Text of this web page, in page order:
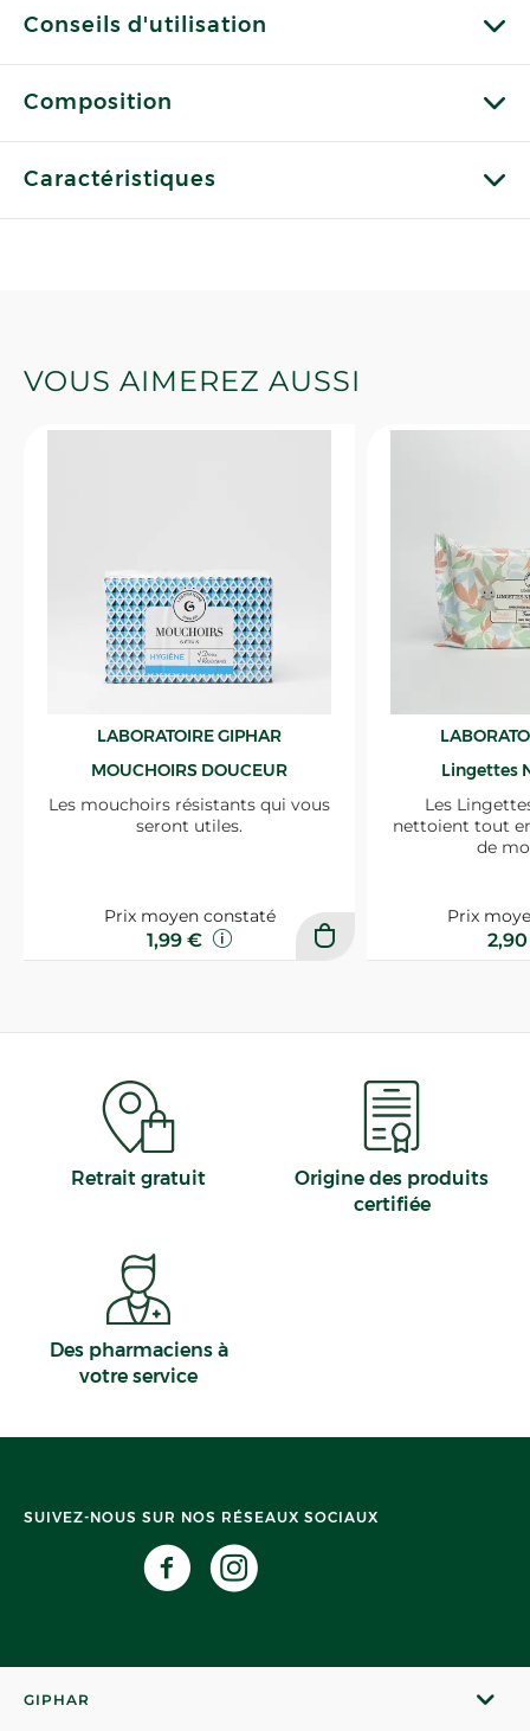
Conseils d'utilisation
Composition
Caractéristiques
VOUS AIMEREZ AUSSI
LABORATOIRE GIPHAR
MOUCHOIRS DOUCEUR
Les mouchoirs résistants qui vous
seront utiles.
Prix moyen constaté
1,99 €
Lingettes
Les
nettoient tout
de
Prix
Retrait gratuit
Origine des produits
certifiée
Des pharmaciens à
votre service
SUIVEZ-NOUS SUR NOS RÉSEAUX SOCIAUX
GIPHAR